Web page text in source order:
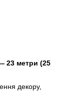
23 метри (25
декору,